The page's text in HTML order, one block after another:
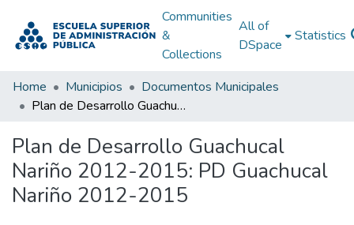
Communities
&
Collections
All of
DSpace
Statistics
Home Municipios
Documentos Municipales
Plan de Desarrollo Guachucal Nariño 2012-2015: PD Guachucal Nariño 2012-2015
Plan de Desarrollo Guachucal
Nariño 2012-2015: PD Guachucal
Nariño 2012-2015